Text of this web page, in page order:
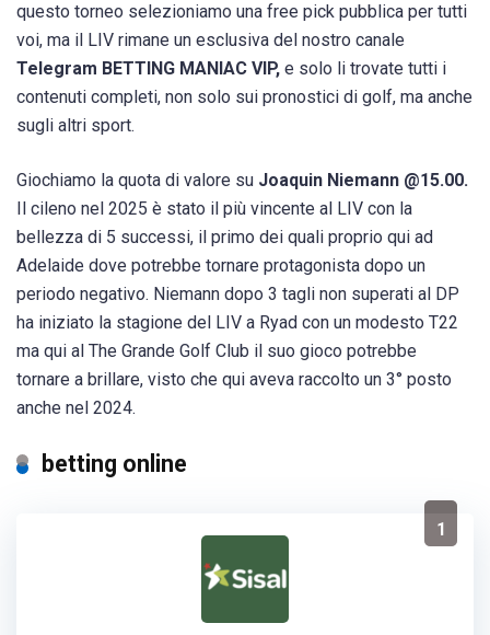
questo torneo selezioniamo una free pick pubblica per tutti
voi, ma il LIV rimane un esclusiva del nostro canale
Telegram BETTING MANIAC VIP, e solo li trovate tutti i
contenuti completi, non solo sui pronostici di golf, ma anche
sugli altri sport.
Giochiamo la quota di valore su Joaquin Niemann @15.00.
Il cileno nel 2025 è stato il più vincente al LIV con la
bellezza di 5 successi, il primo dei quali proprio qui ad
Adelaide dove potrebbe tornare protagonista dopo un
periodo negativo. Niemann dopo 3 tagli non superati al DP
ha iniziato la stagione del LIV a Ryad con un modesto T22
ma qui al The Grande Golf Club il suo gioco potrebbe
tornare a brillare, visto che qui aveva raccolto un 3° posto
anche nel 2024.
betting online
1